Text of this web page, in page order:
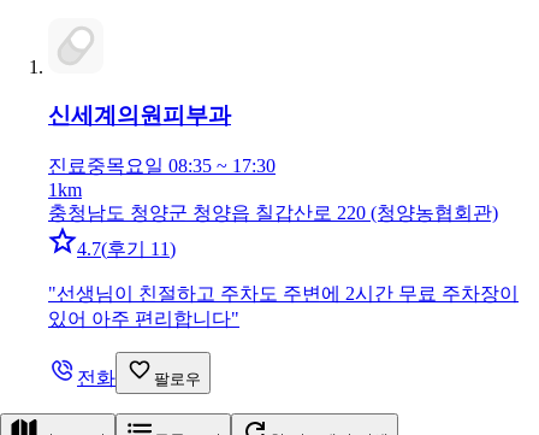
신세계의원피부과
진료중목요일 08:35 ~ 17:30
1km
충청남도 청양군 청양읍 칠갑산로 220 (청양농협회관)
4.7(후기 11)
"선생님이 친절하고 주차도 주변에 2시간 무료 주차장이
있어 아주 편리합니다"
전화 팔로우